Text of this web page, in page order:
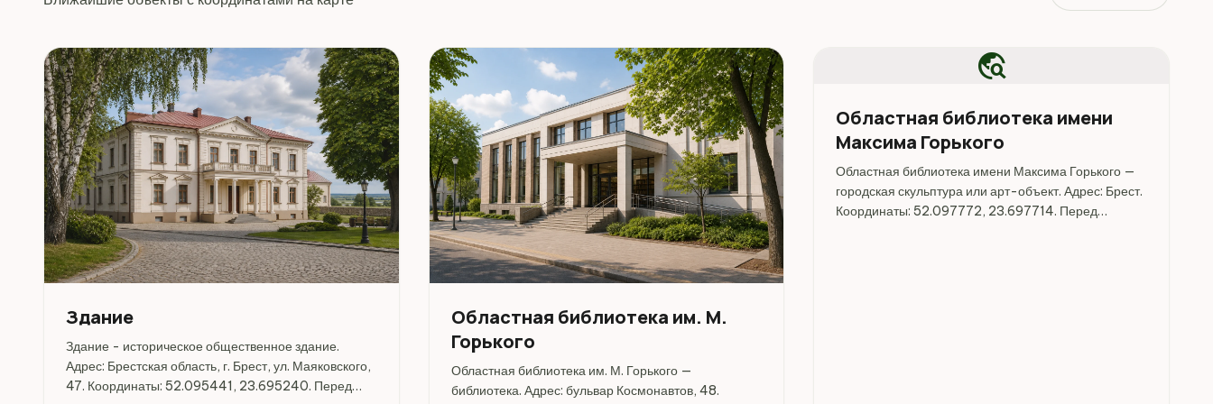
Здание
Здание - историческое общественное здание.
Адрес: Брестская область, г. Брест, ул. Маяковского,
47. Координаты: 52.095441, 23.695240. Перед
Областная библиотека им. М.
Горького
Областная библиотека им. М. Горького —
библиотека. Адрес: бульвар Космонавтов, 48.
travel_explore
Областная библиотека имени
Максима Горького
Областная библиотека имени Максима Горького —
городская скульптура или арт-объект. Адрес: Брест.
Координаты: 52.097772, 23.697714. Перед